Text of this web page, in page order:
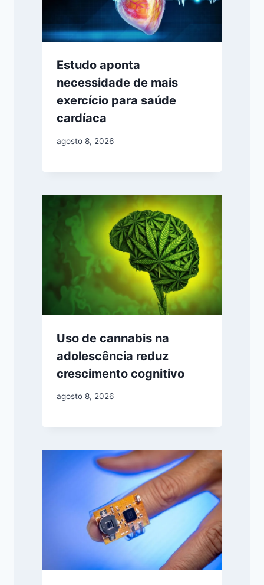
Estudo aponta
necessidade de mais
exercício para saúde
cardíaca
agosto 8, 2026
Uso de cannabis na
adolescência reduz
crescimento cognitivo
agosto 8, 2026